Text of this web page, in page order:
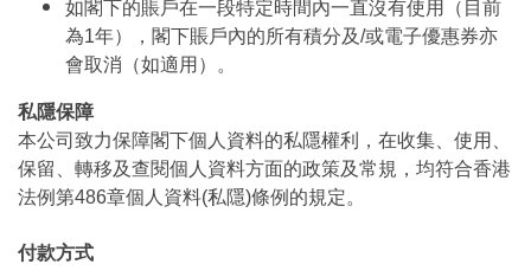
如閣下的賬戶在一段特定時間內一直沒有使用（目前
為1年），閣下賬戶內的所有積分及/或電子優惠券亦
會取消（如適用）。
私隱保障
本公司致力保障閣下個人資料的私隱權利，在收集、使用、
保留、轉移及查閱個人資料方面的政策及常規，均符合香港
法例第486章個人資料(私隱)條例的規定。
付款方式